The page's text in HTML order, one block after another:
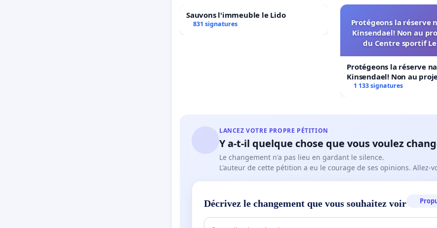
Sauvons l'immeuble le Lido
831 signatures
Protégeons la réserve
Kinsendael! Non au
du Centre sportif Le
Protégeons la réserve
Kinsendael! Non au
Centre sportif Le Roseau!
1 133 signatures
LANCEZ VOTRE PROPRE PÉTITION
Y a-t-il quelque chose que vous voulez
Le changement n'a pas lieu en gardant le silence.
L'auteur de cette pétition a eu le courage de ses opinions. Allez-
Décrivez le changement que vous souhaitez voir